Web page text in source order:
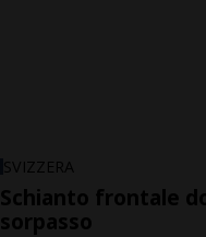
SVIZZERA
Schianto frontale
sorpasso